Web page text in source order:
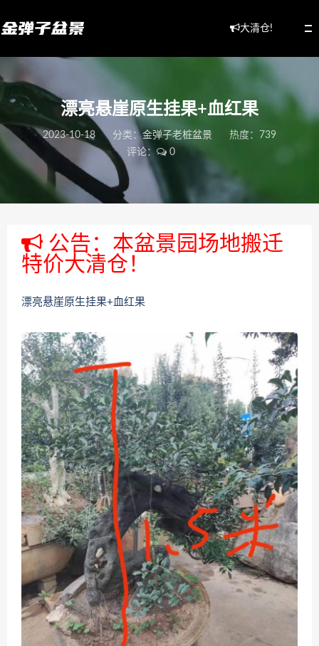
大清仓!
漂亮悬崖原生挂果+血红果
2023-10-18 分类：金弹子老桩盆景
热度：739
评论：
0
公告：本盆景园场地搬迁
特价大清仓！
漂亮悬崖原生挂果+血红果